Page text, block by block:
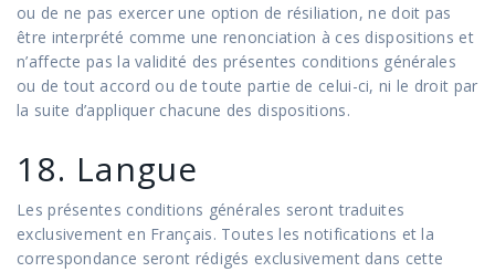
ou de ne pas exercer une option de résiliation, ne doit pas
être interprété comme une renonciation à ces dispositions et
n’affecte pas la validité des présentes conditions générales
ou de tout accord ou de toute partie de celui-ci, ni le droit par
la suite d’appliquer chacune des dispositions.
18. Langue
Les présentes conditions générales seront traduites
exclusivement en Français. Toutes les notifications et la
correspondance seront rédigés exclusivement dans cette